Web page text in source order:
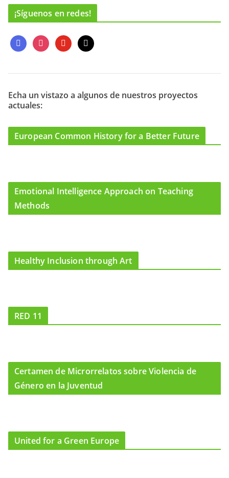
¡Síguenos en redes!
f
a
e
o
o
i
n
t
g
r
m
y
o
t
b
m
a
l
Echa un vistazo a algunos de nuestros proyectos
actuales:
European Common History for a Better Future
Emotional Intelligence Approach on Teaching
Methods
Healthy Inclusion through Art
RED 11
Certamen de Microrrelatos sobre Violencia de
Género en la Juventud
United for a Green Europe